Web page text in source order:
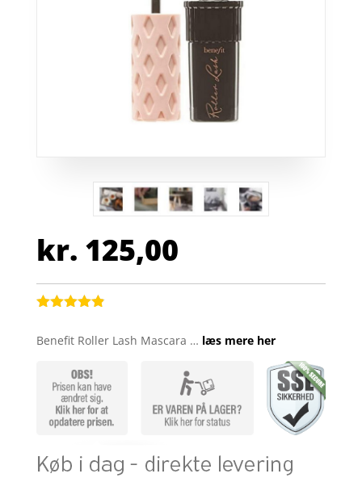
kr. 125,00
ud af 5
kundebedøm
melser
Benefit Roller Lash Mascara … læs mere her